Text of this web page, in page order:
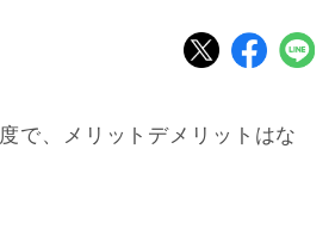
で、メリットデメリットはな